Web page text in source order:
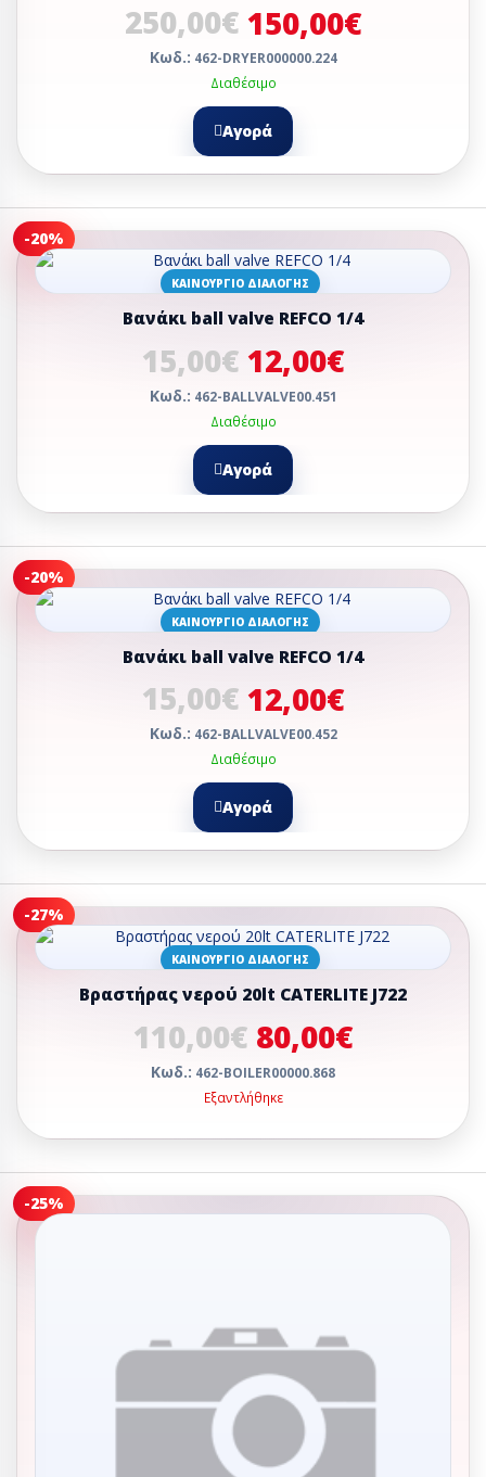
250,00€ 150,00€
Κωδ.: 462-DRYER000000.224
Διαθέσιμο
Αγορά
-20%
ΚΑΙΝΟΎΡΓΙΟ ΔΙΑΛΟΓΉΣ
Βανάκι ball valve REFCO 1/4
15,00€ 12,00€
Κωδ.: 462-BALLVALVE00.451
Διαθέσιμο
Αγορά
-20%
ΚΑΙΝΟΎΡΓΙΟ ΔΙΑΛΟΓΉΣ
Βανάκι ball valve REFCO 1/4
15,00€ 12,00€
Κωδ.: 462-BALLVALVE00.452
Διαθέσιμο
Αγορά
-27%
ΚΑΙΝΟΎΡΓΙΟ ΔΙΑΛΟΓΉΣ
Βραστήρας νερού 20lt CATERLITE J722
110,00€ 80,00€
Κωδ.: 462-BOILER00000.868
Εξαντλήθηκε
-25%